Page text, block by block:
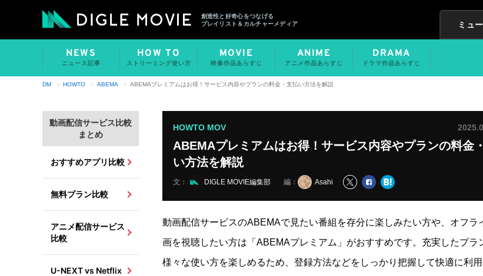
創造性と好奇心をつなげる
プレイリスト＆カルチャーメディア
ミュ
NEWS
ニュース記事
HOW TO
ストリーミング使い方
MOVIE
映像作品あらすじ
ANIME
アニメ作品あらすじ
DRAMA
ドラマ作品あらすじ
DM HOWTO ABEMA ABEMAプレミアムはお得！サービス内容やプランの料金・支払い方法を解説
動画配信サービス比較
まとめ
おすすめアプリ比較
無料プラン比較
アニメ配信サービス
比較
U-NEXT vs Netflix
HOWTO MOV
ABEMAプレミアムはお得！サービス内容やプランの料金
い方法を解説
文： DIGLE MOVIE編集部 編： Asahi
動画配信サービスのABEMAで見たい番組を存分に楽しみたい方や、オフラ
画を視聴したい方は「ABEMAプレミアム」がおすすめです。充実したプラ
様々な使い方を楽しめるため、登録方法などをしっかり把握して快適に利用